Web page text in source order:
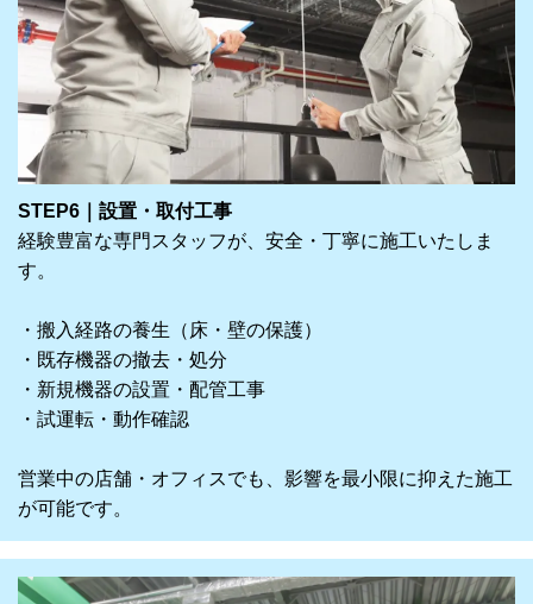
STEP6｜設置・取付工事
経験豊富な専門スタッフが、安全・丁寧に施工いたしま
す。
・搬入経路の養生（床・壁の保護）
・既存機器の撤去・処分
・新規機器の設置・配管工事
・試運転・動作確認
営業中の店舗・オフィスでも、影響を最小限に抑えた施工
が可能です。